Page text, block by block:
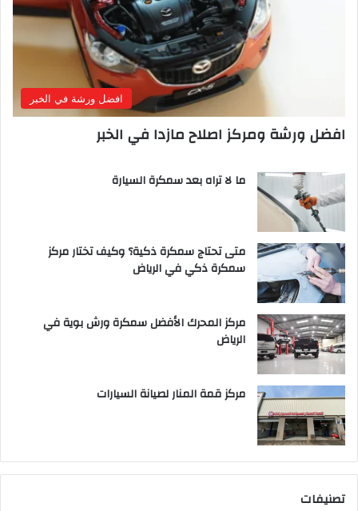
افضل ورشة في الخبر
افضل ورشة ومركز اصلاح مازدا في الخبر
ما لا تراه بعد سمكرة السيارة
متى تحتاج سمكرة ذكية؟ وكيف تختار مركز
سمكرة ذكي في الرياض
مركز المحرك الأفضل سمكرة ورش بوية في
الرياض
مركز قمة المنار لصيانة السيارات
تصنيفات